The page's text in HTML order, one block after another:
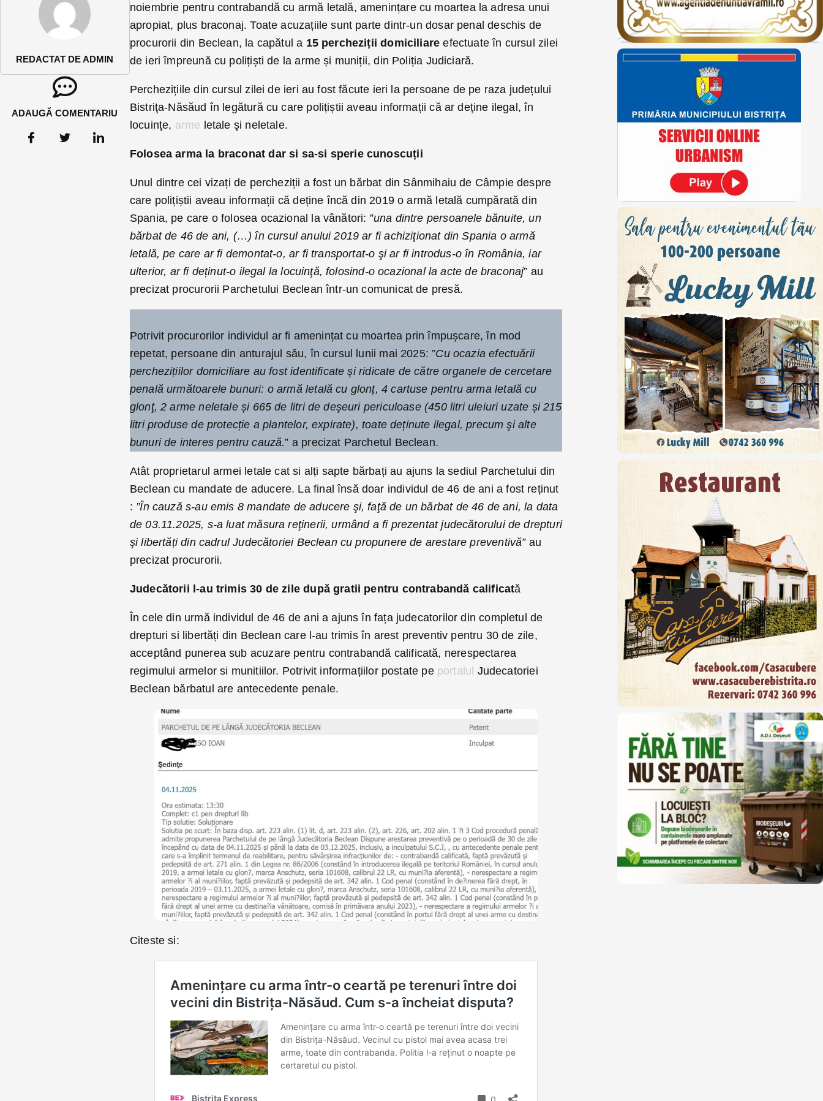
REDACTAT DE ADMIN
ADAUGĂ COMENTARIU
noiembrie pentru contrabandă cu armă letală, amenințare cu moartea la adresa unui
apropiat, plus braconaj. Toate acuzațiile sunt parte dintr-un dosar penal deschis de
procurorii din Beclean, la capătul a 15 percheziții domiciliare efectuate în cursul zilei
de ieri împreună cu polițiști de la arme și muniții, din Poliția Judiciară.
Perchezițiile din cursul zilei de ieri au fost făcute ieri la persoane de pe raza județului
Bistriţa-Năsăud în legătură cu care polițiștii aveau informații că ar deţine ilegal, în
locuinţe, arme letale şi neletale.
Folosea arma la braconat dar si sa-si sperie cunoscuții
Unul dintre cei vizați de percheziții a fost un bărbat din Sânmihaiu de Câmpie despre
care polițiștii aveau informații că deține încă din 2019 o armă letală cumpărată din
Spania, pe care o folosea ocazional la vânători: ”una dintre persoanele bănuite, un
bărbat de 46 de ani, (…) în cursul anului 2019 ar fi achiziţionat din Spania o armă
letală, pe care ar fi demontat-o, ar fi transportat-o şi ar fi introdus-o în România, iar
ulterior, ar fi deținut-o ilegal la locuinţă, folosind-o ocazional la acte de braconaj” au
precizat procurorii Parchetului Beclean într-un comunicat de presă.
Potrivit procurorilor individul ar fi amenințat cu moartea prin împușcare, în mod
repetat, persoane din anturajul său, în cursul lunii mai 2025: ”Cu ocazia efectuării
perchezițiilor domiciliare au fost identificate şi ridicate de către organele de cercetare
penală următoarele bunuri: o armă letală cu glonț, 4 cartuse pentru arma letală cu
glonţ, 2 arme neletale și 665 de litri de deşeuri periculoase (450 litri uleiuri uzate și 215
litri produse de protecție a plantelor, expirate), toate deținute ilegal, precum şi alte
bunuri de interes pentru cauză.” a precizat Parchetul Beclean.
Atât proprietarul armei letale cat si alți sapte bărbați au ajuns la sediul Parchetului din
Beclean cu mandate de aducere. La final însă doar individul de 46 de ani a fost reținut
: ”În cauză s-au emis 8 mandate de aducere şi, faţă de un bărbat de 46 de ani, la data
de 03.11.2025, s-a luat măsura reţinerii, urmând a fi prezentat judecătorului de drepturi
şi libertăți din cadrul Judecătoriei Beclean cu propunere de arestare preventivă” au
precizat procurorii.
Judecătorii l-au trimis 30 de zile după gratii pentru contrabandă calificată
În cele din urmă individul de 46 de ani a ajuns în fața judecatorilor din completul de
drepturi si libertăți din Beclean care l-au trimis în arest preventiv pentru 30 de zile,
acceptând punerea sub acuzare pentru contrabandă calificată, nerespectarea
regimului armelor si munitiilor. Potrivit informațiilor postate pe portalul Judecatoriei
Beclean bărbatul are antecedente penale.
Citeste si: